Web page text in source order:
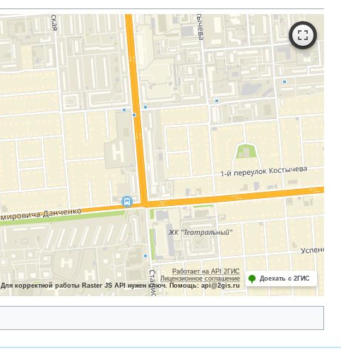
Работает на API 2ГИС
Лицензионное соглашение
Для корректной работы Raster JS API нужен ключ. Помощь: api@2gis.ru
Доехать с 2ГИС